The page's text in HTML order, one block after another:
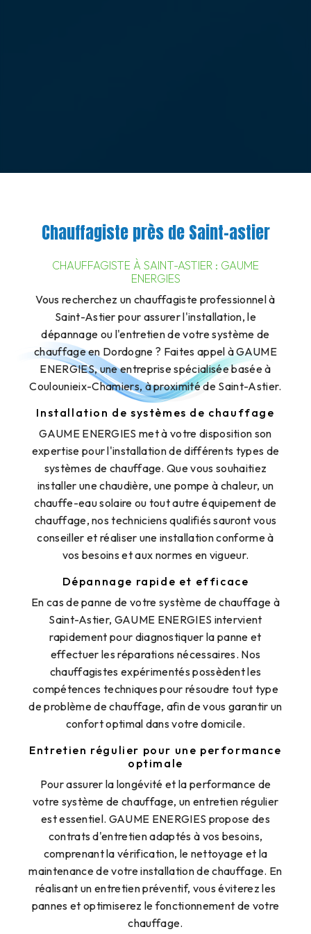
Chauffagiste près de Saint-astier
CHAUFFAGISTE À SAINT-ASTIER : GAUME
ENERGIES
Vous recherchez un chauffagiste professionnel à
Saint-Astier pour assurer l'installation, le
dépannage ou l'entretien de votre système de
chauffage en Dordogne ? Faites appel à GAUME
ENERGIES, une entreprise spécialisée basée à
Coulounieix-Chamiers, à proximité de Saint-Astier.
Installation de systèmes de chauffage
GAUME ENERGIES met à votre disposition son
expertise pour l'installation de différents types de
systèmes de chauffage. Que vous souhaitiez
installer une chaudière, une pompe à chaleur, un
chauffe-eau solaire ou tout autre équipement de
chauffage, nos techniciens qualifiés sauront vous
conseiller et réaliser une installation conforme à
vos besoins et aux normes en vigueur.
Dépannage rapide et efficace
En cas de panne de votre système de chauffage à
Saint-Astier, GAUME ENERGIES intervient
rapidement pour diagnostiquer la panne et
effectuer les réparations nécessaires. Nos
chauffagistes expérimentés possèdent les
compétences techniques pour résoudre tout type
de problème de chauffage, afin de vous garantir un
confort optimal dans votre domicile.
Entretien régulier pour une performance
optimale
Pour assurer la longévité et la performance de
votre système de chauffage, un entretien régulier
est essentiel. GAUME ENERGIES propose des
contrats d'entretien adaptés à vos besoins,
comprenant la vérification, le nettoyage et la
maintenance de votre installation de chauffage. En
réalisant un entretien préventif, vous éviterez les
pannes et optimiserez le fonctionnement de votre
chauffage.